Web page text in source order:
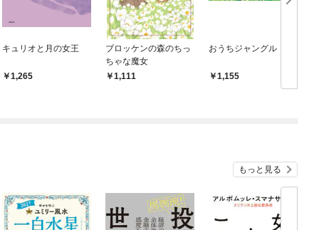
キュリオと月の女王
1,265
ブロッケンの森のちっ
ちゃな魔女
1,111
おうちジャングル
1,155
もっと見る